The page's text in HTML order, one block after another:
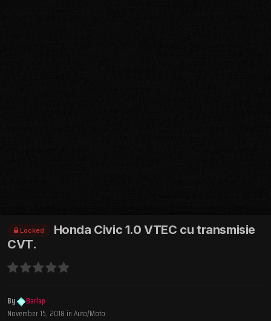
Locked
Honda Civic 1.0 VTEC cu transmisie
CVT.
By
Barlap
November 15, 2018 inAuto/Moto